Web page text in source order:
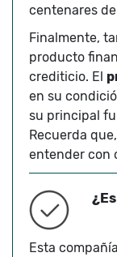
centenares
Finalmente,
producto
crediticio. El
en su
su principal
Recuerda
entender con
Esta